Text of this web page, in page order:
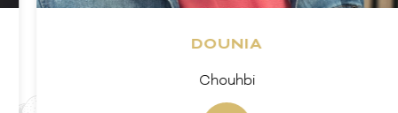
DOUNIA
Chouhbi